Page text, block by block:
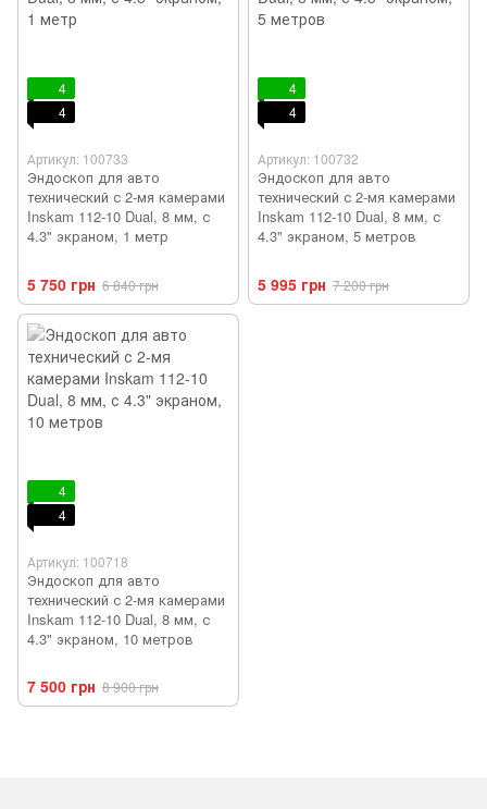
4
4
Артикул: 100733
Эндоскоп для авто
технический с 2-мя камерами
Inskam 112-10 Dual, 8 мм, с
4.3" экраном, 1 метр
5 750 грн 6 840 грн
4
4
Артикул: 100732
Эндоскоп для авто
технический с 2-мя камерами
Inskam 112-10 Dual, 8 мм, с
4.3" экраном, 5 метров
5 995 грн 7 200 грн
4
4
Артикул: 100718
Эндоскоп для авто
технический с 2-мя камерами
Inskam 112-10 Dual, 8 мм, с
4.3" экраном, 10 метров
7 500 грн 8 900 грн